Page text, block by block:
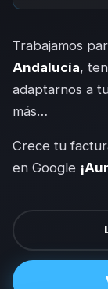
Trabajamos
Andalucía,
adaptarnos a
más…
Crece tu
en Google